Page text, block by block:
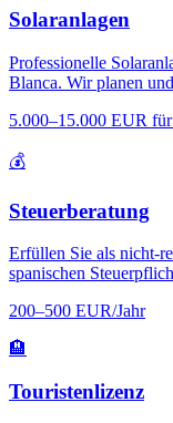
Solaranlagen
Professionelle
Blanca. Wir planen
5.000–15.000 EUR
💰
Steuerberatung
Erfüllen Sie als nicht-
spanischen
200–500 EUR/Jahr
🏨
Touristenlizenz